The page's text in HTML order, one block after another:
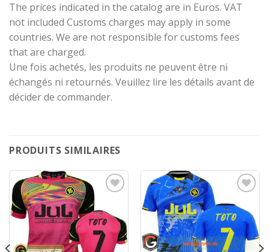
The prices indicated in the catalog are in Euros. VAT
not included Customs charges may apply in some
countries. We are not responsible for customs fees
that are charged.
Une fois achetés, les produits ne peuvent être ni
échangés ni retournés. Veuillez lire les détails avant de
décider de commander.
PRODUITS SIMILAIRES